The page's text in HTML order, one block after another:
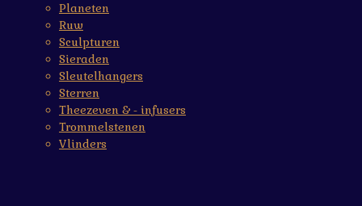
Planeten
Ruw
Sculpturen
Sieraden
Sleutelhangers
Sterren
Theezeven & - infusers
Trommelstenen
Vlinders